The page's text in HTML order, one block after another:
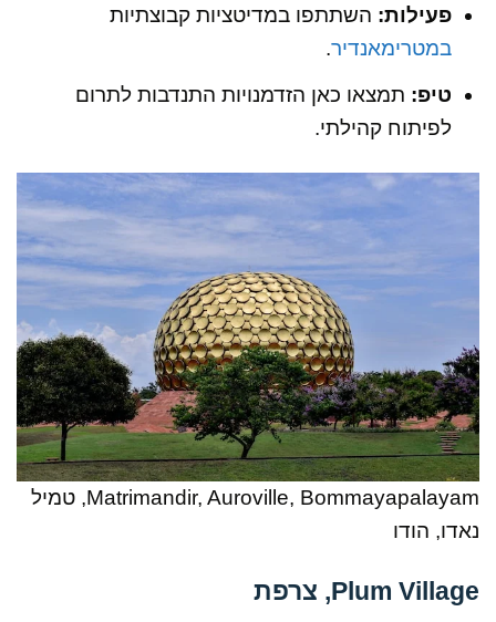
פעילות: השתתפו במדיטציות קבוצתיות
במטרימאנדיר.
טיפ: תמצאו כאן הזדמנויות התנדבות לתרום
לפיתוח קהילתי.
Matrimandir, Auroville, Bommayapalayam, טמיל
נאדו, הודו
Plum Village, צרפת